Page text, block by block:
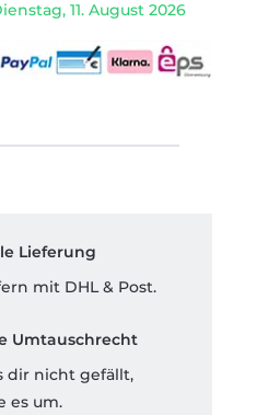
11. August 2026
Lieferung
mit DHL & Post.
Umtauschrecht
dir nicht gefällt,
es um.